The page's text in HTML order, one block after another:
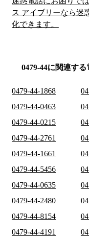
ス アイブリーなら迷
化できます。
0479-44に関連す
0479-44-1868
0479-44-0463
0479-44-0215
0479-44-2761
0479-44-1661
0479-44-5456
0479-44-0635
0479-44-2480
0479-44-8154
0479-44-4191